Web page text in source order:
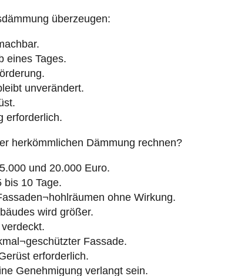
überzeugen:
eines Tages.
unverändert.
erforderlich.
herkömmlichen Dämmung rechnen?
und 20.000 Euro.
bis 10 Tage.
ohne Wirkung.
wird größer.
Fassade.
erforderlich.
Genehmigung verlangt sein.